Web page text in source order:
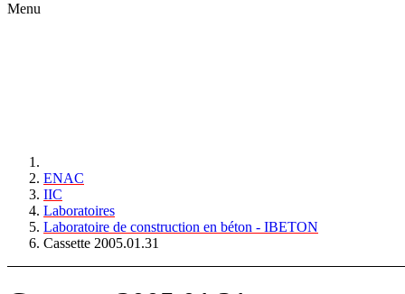
Menu
ENAC
IIC
Laboratoires
Laboratoire de construction en béton - IBETON
Cassette 2005.01.31